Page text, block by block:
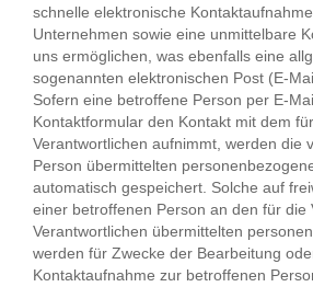
schnelle elektronische
Unternehmen sowie eine unmittelbare
uns ermöglichen, was ebenfalls eine
sogenannten elektronischen Post (E-
Sofern eine betroffene Person per E-
Kontaktformular den Kontakt mit dem
Verantwortlichen aufnimmt, werden die
Person übermittelten
automatisch gespeichert. Solche auf
einer betroffenen Person an den für die
Verantwortlichen übermittelten
werden für Zwecke der Bearbeitung
Kontaktaufnahme zur betroffenen